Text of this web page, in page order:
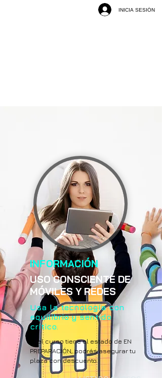
INICIA SESIÓN
INFORMACIÓN
USO CONSCIENTE DE
MÓVILES Y REDES
Usa la tecnología con
equilibrio y sentido
crítico.
Si el curso tiene el estado de EN
PREPARACIÓN, podrás asegurar tu
plaza con descuento.